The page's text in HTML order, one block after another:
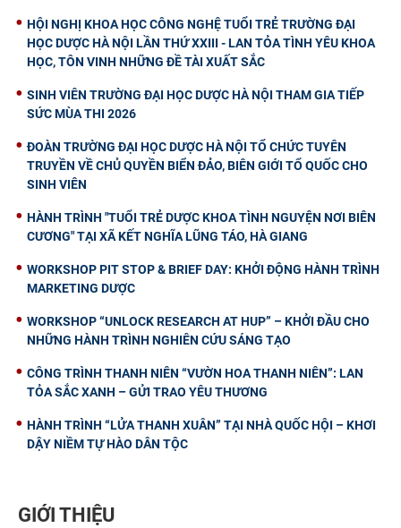
HỘI NGHỊ KHOA HỌC CÔNG NGHỆ TUỔI TRẺ TRƯỜNG ĐẠI
HỌC DƯỢC HÀ NỘI LẦN THỨ XXIII - LAN TỎA TÌNH YÊU KHOA
HỌC, TÔN VINH NHỮNG ĐỀ TÀI XUẤT SẮC
SINH VIÊN TRƯỜNG ĐẠI HỌC DƯỢC HÀ NỘI THAM GIA TIẾP
SỨC MÙA THI 2026
ĐOÀN TRƯỜNG ĐẠI HỌC DƯỢC HÀ NỘI TỔ CHỨC TUYÊN
TRUYỀN VỀ CHỦ QUYỀN BIỂN ĐẢO, BIÊN GIỚI TỔ QUỐC CHO
SINH VIÊN
HÀNH TRÌNH "TUỔI TRẺ DƯỢC KHOA TÌNH NGUYỆN NƠI BIÊN
CƯƠNG" TẠI XÃ KẾT NGHĨA LŨNG TÁO, HÀ GIANG
WORKSHOP PIT STOP & BRIEF DAY: KHỞI ĐỘNG HÀNH TRÌNH
MARKETING DƯỢC
WORKSHOP “UNLOCK RESEARCH AT HUP” – KHỞI ĐẦU CHO
NHỮNG HÀNH TRÌNH NGHIÊN CỨU SÁNG TẠO
CÔNG TRÌNH THANH NIÊN “VƯỜN HOA THANH NIÊN”: LAN
TỎA SẮC XANH – GỬI TRAO YÊU THƯƠNG
HÀNH TRÌNH “LỬA THANH XUÂN” TẠI NHÀ QUỐC HỘI – KHƠI
DẬY NIỀM TỰ HÀO DÂN TỘC
GIỚI THIỆU